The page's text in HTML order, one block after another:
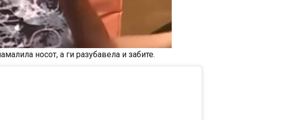
носот, а ги разубавела и забите.